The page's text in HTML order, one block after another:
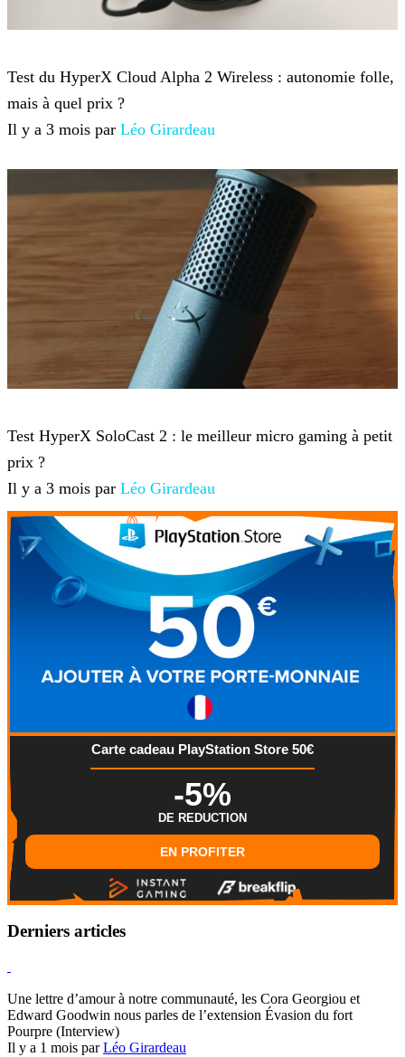
Test du HyperX Cloud Alpha 2 Wireless : autonomie folle,
mais à quel prix ?
Il y a 3 mois par Léo Girardeau
Test HyperX SoloCast 2 : le meilleur micro gaming à petit
prix ?
Il y a 3 mois par Léo Girardeau
Carte cadeau PlayStation Store 50€
-5%
DE REDUCTION
EN PROFITER
Derniers articles
Une lettre d’amour à notre communauté, les Cora Georgiou et
Edward Goodwin nous parles de l’extension Évasion du fort
Pourpre (Interview)
Il y a 1 mois parLéo Girardeau